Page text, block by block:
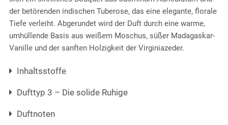
der betörenden indischen Tuberose, das eine elegante, florale
Tiefe verleiht. Abgerundet wird der Duft durch eine warme,
umhüllende Basis aus weißem Moschus, süßer Madagaskar-
Vanille und der sanften Holzigkeit der Virginiazeder.
Inhaltsstoffe
Dufttyp 3 – Die solide Ruhige
Duftnoten